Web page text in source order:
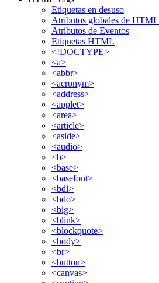
Etiquetas en desuso
Atributos globales de HTML
Atributos de Eventos
Etiquetas HTML
<!DOCTYPE>
<a>
<abbr>
<acronym>
<address>
<applet>
<area>
<article>
<aside>
<audio>
<b>
<base>
<basefont>
<bdi>
<bdo>
<big>
<blink>
<blockquote>
<body>
<br>
<button>
<canvas>